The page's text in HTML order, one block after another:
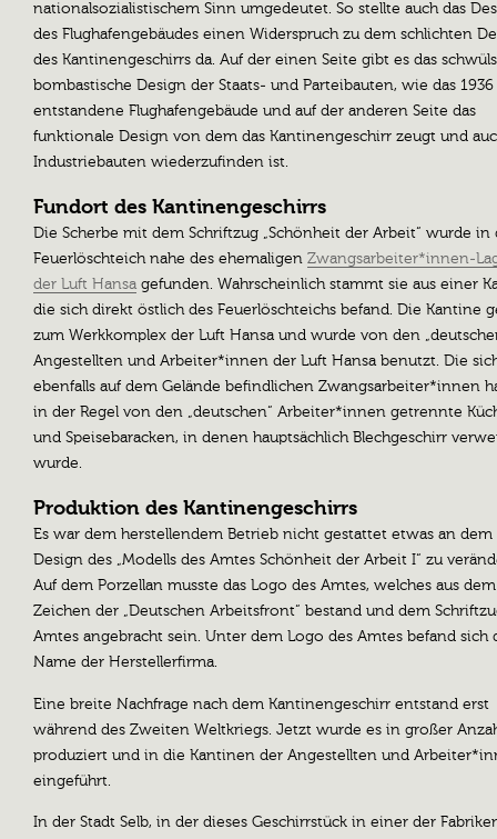
nationalsozialistischem Sinn umgedeutet. So stellte auch das
des Flughafengebäudes einen Widerspruch zu dem schlichten
des Kantinengeschirrs da. Auf der einen Seite gibt es das
bombastische Design der Staats- und Parteibauten, wie das 1936
entstandene Flughafengebäude und auf der anderen Seite das
funktionale Design von dem das Kantinengeschirr zeugt und
Industriebauten wiederzufinden ist.
Fundort des Kantinengeschirrs
Die Scherbe mit dem Schriftzug „Schönheit der Arbeit“ wurde in
Feuerlöschteich nahe des ehemaligen Zwangsarbeiter*innen-
der Luft Hansa gefunden. Wahrscheinlich stammt sie aus einer
die sich direkt östlich des Feuerlöschteichs befand. Die Kantine
zum Werkkomplex der Luft Hansa und wurde von den
Angestellten und Arbeiter*innen der Luft Hansa benutzt. Die
ebenfalls auf dem Gelände befindlichen Zwangsarbeiter*innen
in der Regel von den „deutschen“ Arbeiter*innen getrennte
und Speisebaracken, in denen hauptsächlich Blechgeschirr
wurde.
Produktion des Kantinengeschirrs
Es war dem herstellendem Betrieb nicht gestattet etwas an dem
Design des „Modells des Amtes Schönheit der Arbeit I“ zu
Auf dem Porzellan musste das Logo des Amtes, welches aus dem
Zeichen der „Deutschen Arbeitsfront“ bestand und dem
Amtes angebracht sein. Unter dem Logo des Amtes befand sich
Name der Herstellerfirma.
Eine breite Nachfrage nach dem Kantinengeschirr entstand erst
während des Zweiten Weltkriegs. Jetzt wurde es in großer
produziert und in die Kantinen der Angestellten und
eingeführt.
In der Stadt Selb, in der dieses Geschirrstück in einer der